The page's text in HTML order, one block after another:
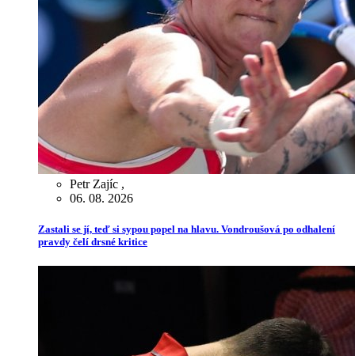
Petr Zajíc ,
06. 08. 2026
Zastali se jí, teď si sypou popel na hlavu. Vondroušová po odhalení
pravdy čelí drsné kritice